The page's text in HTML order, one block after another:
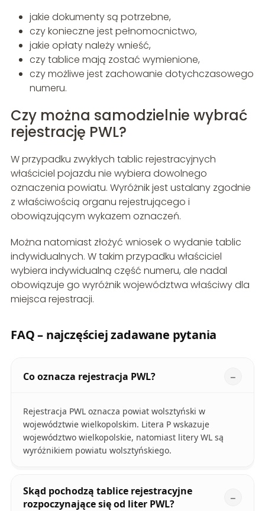
jakie dokumenty są potrzebne,
czy konieczne jest pełnomocnictwo,
jakie opłaty należy wnieść,
czy tablice mają zostać wymienione,
czy możliwe jest zachowanie dotychczasowego
numeru.
Czy można samodzielnie wybrać
rejestrację PWL?
W przypadku zwykłych tablic rejestracyjnych
właściciel pojazdu nie wybiera dowolnego
oznaczenia powiatu. Wyróżnik jest ustalany zgodnie
z właściwością organu rejestrującego i
obowiązującym wykazem oznaczeń.
Można natomiast złożyć wniosek o wydanie tablic
indywidualnych. W takim przypadku właściciel
wybiera indywidualną część numeru, ale nadal
obowiązuje go wyróżnik województwa właściwy dla
miejsca rejestracji.
FAQ – najczęściej zadawane pytania
Co oznacza rejestracja PWL?
Rejestracja PWL oznacza powiat wolsztyński w
województwie wielkopolskim. Litera P wskazuje
województwo wielkopolskie, natomiast litery WL są
wyróżnikiem powiatu wolsztyńskiego.
Skąd pochodzą tablice rejestracyjne
rozpoczynające się od liter PWL?